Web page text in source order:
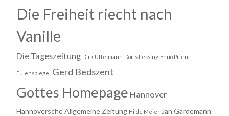
Die Freiheit riecht nach
Vanille
Die Tageszeitung Dirk Uffelmann Doris Lessing Enno Prien
Eulenspiegel Gerd Bedszent
Gottes Homepage Hannover
Hannoversche Allgemeine Zeitung Hilde Meier Jan Gardemann